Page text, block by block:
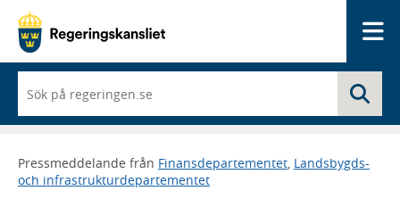
du
börjar
skriva
framträder
en
Pressmeddelande från Finansdepartementet, Landsbygds-
och infrastrukturdepartementet